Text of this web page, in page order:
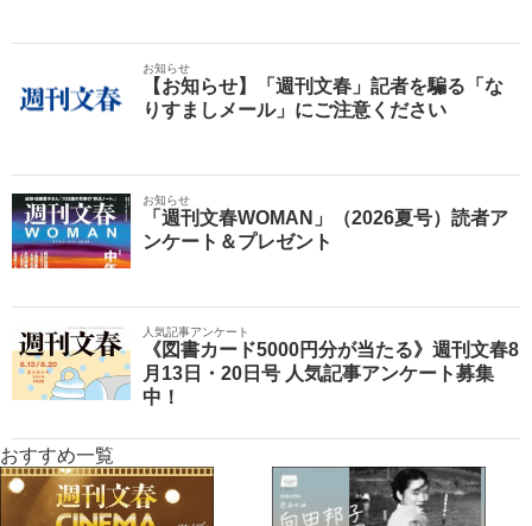
お知らせ
【お知らせ】「週刊文春」記者を騙る「な
りすましメール」にご注意ください
お知らせ
「週刊文春WOMAN」（2026夏号）読者ア
ンケート＆プレゼント
人気記事アンケート
《図書カード5000円分が当たる》週刊文春8
月13日・20日号 人気記事アンケート募集
中！
おすすめ一覧